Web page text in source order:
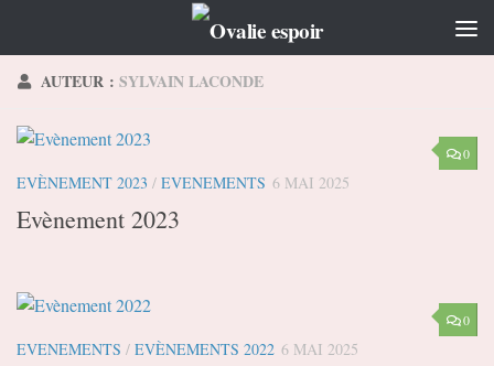
AUTEUR : SYLVAIN LACONDE
0
EVÈNEMENT 2023 / EVENEMENTS 6 MAI 2025
Evènement 2023
0
EVENEMENTS / EVÈNEMENTS 2022 6 MAI 2025